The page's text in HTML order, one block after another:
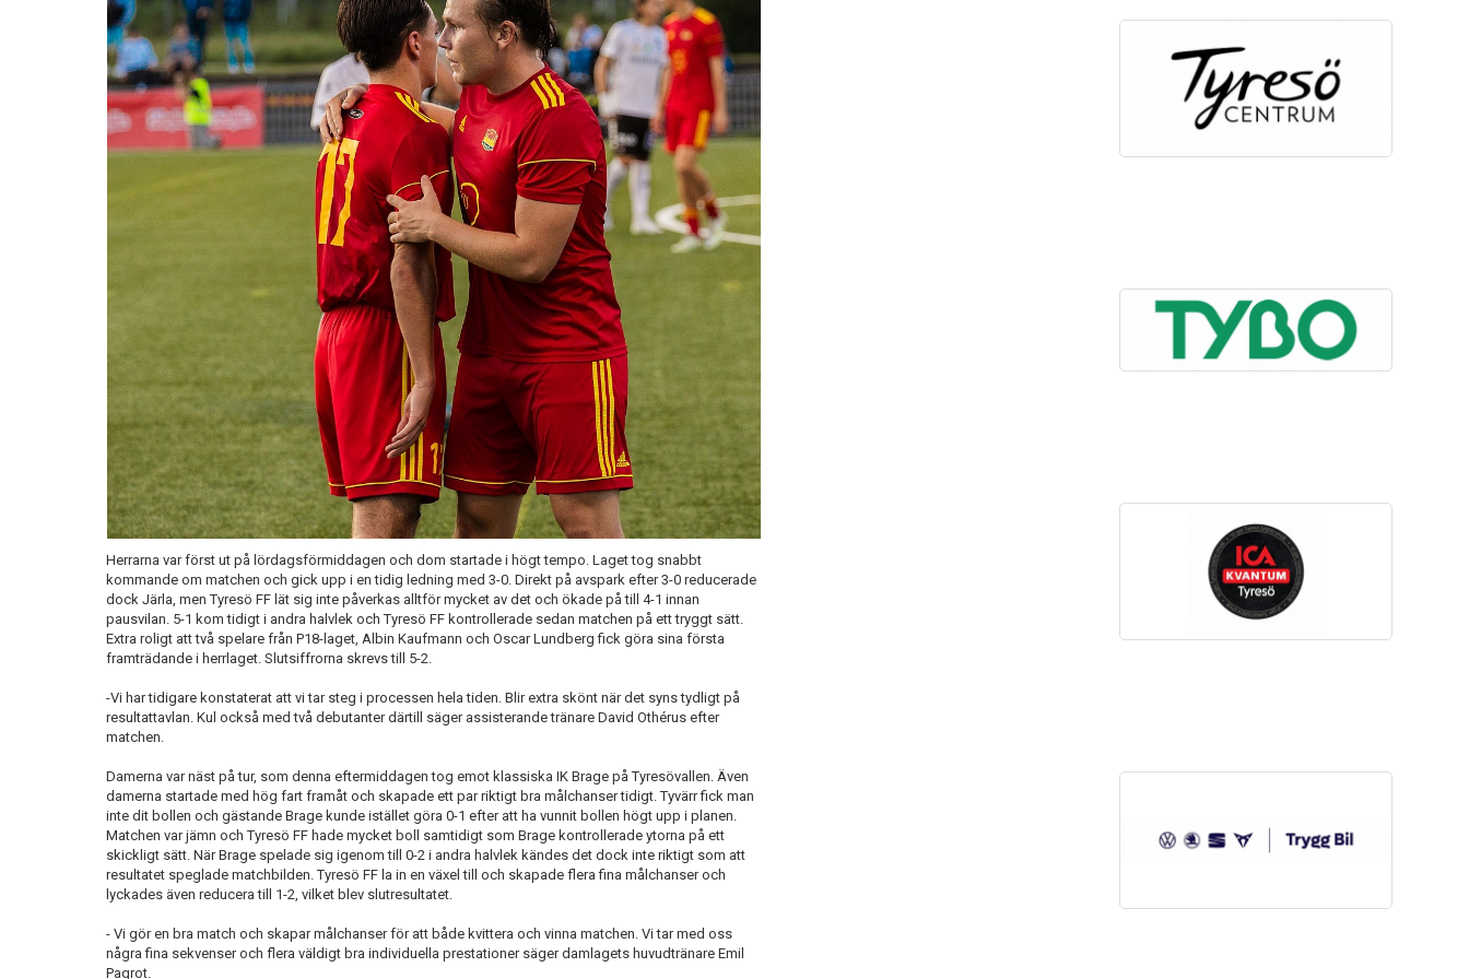
Herrarna var först ut på lördagsförmiddagen och dom startade i högt tempo. Laget tog snabbt
kommande om matchen och gick upp i en tidig ledning med 3-0. Direkt på avspark efter 3-0 reducerade
dock Järla, men Tyresö FF lät sig inte påverkas alltför mycket av det och ökade på till 4-1 innan
pausvilan. 5-1 kom tidigt i andra halvlek och Tyresö FF kontrollerade sedan matchen på ett tryggt sätt.
Extra roligt att två spelare från P18-laget, Albin Kaufmann och Oscar Lundberg fick göra sina första
framträdande i herrlaget. Slutsiffrorna skrevs till 5-2.
-Vi har tidigare konstaterat att vi tar steg i processen hela tiden. Blir extra skönt när det syns tydligt på
resultattavlan. Kul också med två debutanter därtill säger assisterande tränare David Othérus efter
matchen.
Damerna var näst på tur, som denna eftermiddagen tog emot klassiska IK Brage på Tyresövallen. Även
damerna startade med hög fart framåt och skapade ett par riktigt bra målchanser tidigt. Tyvärr fick man
inte dit bollen och gästande Brage kunde istället göra 0-1 efter att ha vunnit bollen högt upp i planen.
Matchen var jämn och Tyresö FF hade mycket boll samtidigt som Brage kontrollerade ytorna på ett
skickligt sätt. När Brage spelade sig igenom till 0-2 i andra halvlek kändes det dock inte riktigt som att
resultatet speglade matchbilden. Tyresö FF la in en växel till och skapade flera fina målchanser och
lyckades även reducera till 1-2, vilket blev slutresultatet.
- Vi gör en bra match och skapar målchanser för att både kvittera och vinna matchen. Vi tar med oss
några fina sekvenser och flera väldigt bra individuella prestationer säger damlagets huvudtränare Emil
Pagrot.